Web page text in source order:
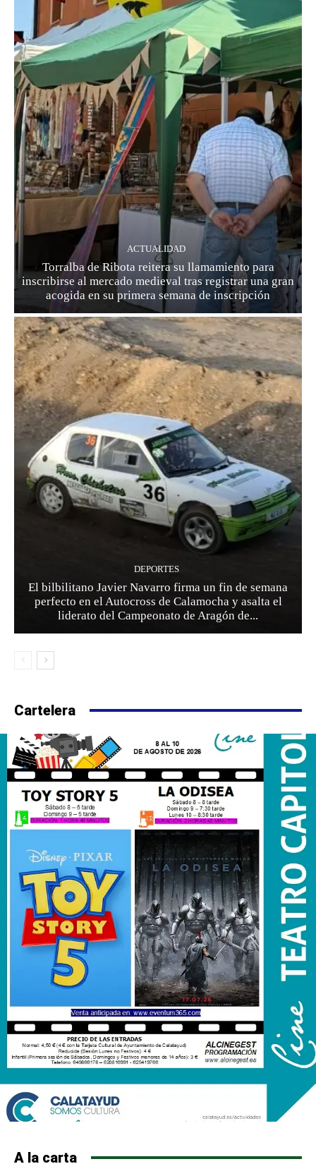
ACTUALIDAD
Torralba de Ribota reitera su llamamiento para
inscribirse al mercado medieval tras registrar una gran
acogida en su primera semana de inscripción
DEPORTES
El bilbilitano Javier Navarro firma un fin de semana
perfecto en el Autocross de Calamocha y asalta el
liderato del Campeonato de Aragón de...
Cartelera
A la carta